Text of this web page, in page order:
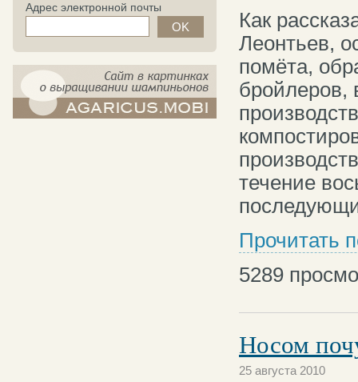
Адрес электронной почты
Как
Леонтьев,
помёта,
бройлеров,
течение
Прочитать
5289
Носом
25 августа 2010